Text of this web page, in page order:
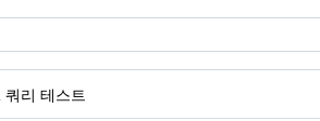
리 테스트